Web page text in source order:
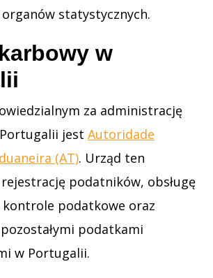
statystycznych.
w
za administrację
jest Autoridade
(AT). Urząd ten
podatników, obsługę
kontrole podatkowe oraz
podatkami
w Portugalii.